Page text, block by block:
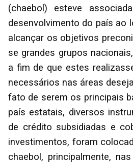
(chaebol) esteve
desenvolvimento do país ao
alcançar os objetivos
se grandes grupos
a fim de que estes
necessários nas áreas
fato de serem os principais
país estatais, diversos
de crédito subsidiadas e
investimentos, foram
chaebol, principalmente,